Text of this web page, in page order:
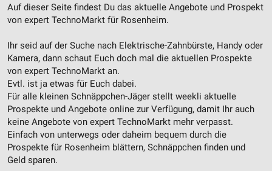
Auf dieser Seite findest Du das aktuelle Angebote und Prospekt
von expert TechnoMarkt für Rosenheim.
Ihr seid auf der Suche nach Elektrische-Zahnbürste, Handy oder
Kamera, dann schaut Euch doch mal die aktuellen Prospekte
von expert TechnoMarkt an.
Evtl. ist ja etwas für Euch dabei.
Für alle kleinen Schnäppchen-Jäger stellt weekli aktuelle
Prospekte und Angebote online zur Verfügung, damit Ihr auch
keine Angebote von expert TechnoMarkt mehr verpasst.
Einfach von unterwegs oder daheim bequem durch die
Prospekte für Rosenheim blättern, Schnäppchen finden und
Geld sparen.
Notwendig
Funktional
Werbung